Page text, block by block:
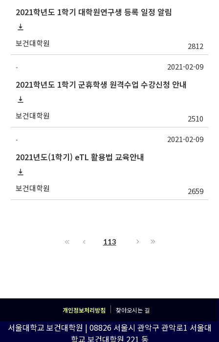
2021학년도 1학기 대학원연구생 등록 일정 알림
보건대학원 2812
-
2021학년도 1학기 군휴학생 원격수업 수강신청 안내
보건대학원 2510
2021-02-09
-
2021년도(1학기) eTL 활용법 교육안내
보건대학원 2659
2021-02-09
113
개인정보처리방침 찾아오시는 길
서울대학교 보건대학원 | 08826 서울시 관악구 관악로1 서울대
학교 보건대학원 221 동